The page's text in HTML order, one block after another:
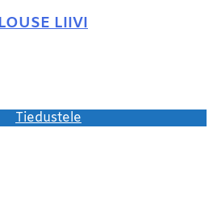
LIIVI
Tiedustele